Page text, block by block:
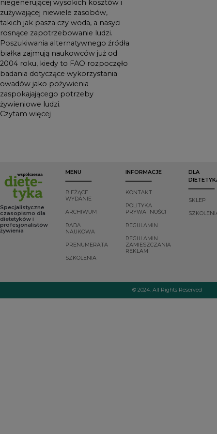
niegenerującej wysokich kosztów i
zużywającej niewiele zasobów,
takich jak pasza czy woda, a nasyci
rosnące zapotrzebowanie ludzi.
Poszukiwania alternatywnego źródła
białka zajmują naukowców już od
2004 roku, kiedy to FAO rozpoczęło
badania dotyczące wykorzystania
owadów jako pożywienia
zaspokajającego potrzeby
żywieniowe ludzi.
Czytam więcej
Specjalistyczne
czasopismo dla
dietetyków i
profesjonalistów
żywienia
MENU
BIEŻĄCE
WYDANIE
ARCHIWUM
RADA
NAUKOWA
PRENUMERATA
SZKOLENIA
INFORMACJE
KONTAKT
POLITYKA
PRYWATNOŚCI
REGULAMIN
REGULAMIN
ZAMIESZCZANIA
REKLAM
DLA
SKLEP
© 2024. All Rights Reserved